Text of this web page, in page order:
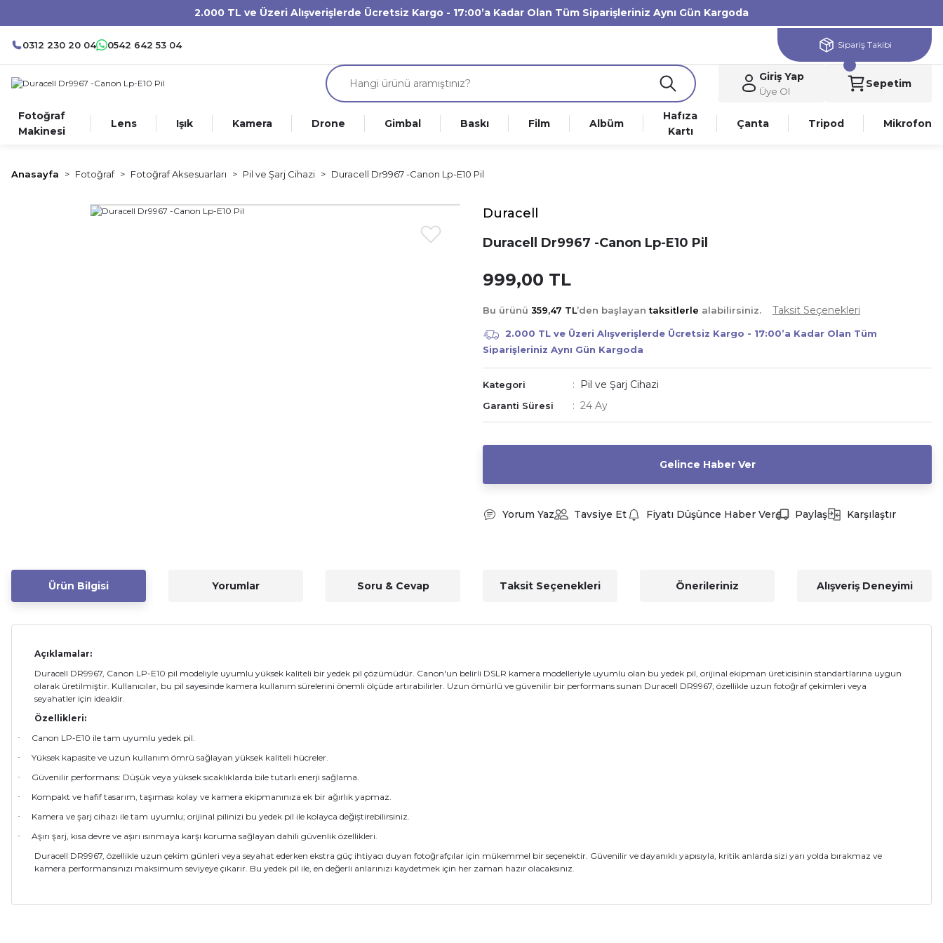
2.000 TL ve Üzeri Alışverişlerde Ücretsiz Kargo - 17:00’a Kadar Olan Tüm Siparişleriniz Aynı Gün Kargoda
0312 230 20 04 0542 642 53 04 Sipariş Takibi
Giriş Yap
Üye Ol
Sepetim
Fotoğraf
Makinesi
Lens Işık Kamera Drone Gimbal Baskı Film Albüm
Hafıza
Kartı
Çanta Tripod Mikrofon
Anasayfa Fotoğraf Fotoğraf Aksesuarları Pil ve Şarj Cihazi Duracell Dr9967 -Canon Lp-E10 Pil
Duracell
Duracell Dr9967 -Canon Lp-E10 Pil
999,00 TL
Bu ürünü 359,47 TL’den başlayantaksitlerle alabilirsiniz. Taksit Seçenekleri
2.000 TL ve Üzeri Alışverişlerde Ücretsiz Kargo - 17:00’a Kadar Olan Tüm
Siparişleriniz Aynı Gün Kargoda
Kategori Pil ve Şarj Cihazi
Garanti Süresi 24 Ay
Gelince Haber Ver
Yorum Yaz Tavsiye Et Fiyatı Düşünce Haber Ver Paylaş Karşılaştır
Ürün Bilgisi Yorumlar Soru & Cevap Taksit Seçenekleri Önerileriniz Alışveriş Deneyimi
Açıklamalar:
Duracell DR9967, Canon LP-E10 pil modeliyle uyumlu yüksek kaliteli bir yedek pil çözümüdür. Canon'un belirli DSLR kamera modelleriyle uyumlu olan bu yedek pil, orijinal ekipman üreticisinin standartlarına uygun
olarak üretilmiştir. Kullanıcılar, bu pil sayesinde kamera kullanım sürelerini önemli ölçüde artırabilirler. Uzun ömürlü ve güvenilir bir performans sunan Duracell DR9967, özellikle uzun fotoğraf çekimleri veya
seyahatler için idealdir.
Özellikleri:
· Canon LP-E10 ile tam uyumlu yedek pil.
· Yüksek kapasite ve uzun kullanım ömrü sağlayan yüksek kaliteli hücreler.
· Güvenilir performans: Düşük veya yüksek sıcaklıklarda bile tutarlı enerji sağlama.
· Kompakt ve hafif tasarım, taşıması kolay ve kamera ekipmanınıza ek bir ağırlık yapmaz.
· Kamera ve şarj cihazı ile tam uyumlu; orijinal pilinizi bu yedek pil ile kolayca değiştirebilirsiniz.
·
Aşırı şarj, kısa devre ve aşırı ısınmaya karşı koruma sağlayan dahili güvenlik özellikleri.
Duracell DR9967, özellikle uzun çekim günleri veya seyahat ederken ekstra güç ihtiyacı duyan fotoğrafçılar için mükemmel bir seçenektir. Güvenilir ve dayanıklı yapısıyla, kritik anlarda sizi yarı yolda bırakmaz ve
kamera performansınızı maksimum seviyeye çıkarır. Bu yedek pil ile, en değerli anlarınızı kaydetmek için her zaman hazır olacaksınız.